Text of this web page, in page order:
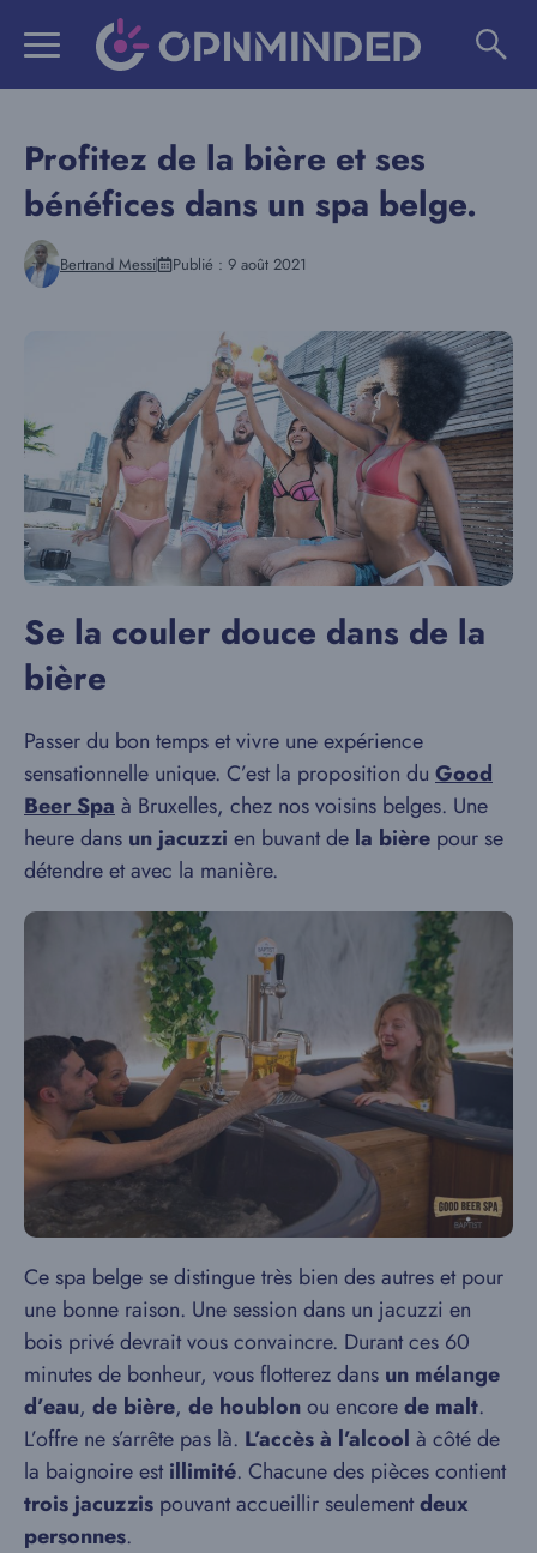
Profitez de la bière et ses
bénéfices dans un spa belge.
Bertrand Messi Publié : 9 août 2021
Se la couler douce dans de la
bière
Passer du bon temps et vivre une expérience
sensationnelle unique. C’est la proposition du Good
Beer Spa à Bruxelles, chez nos voisins belges. Une
heure dans un jacuzzi en buvant de la bière pour se
détendre et avec la manière.
Ce spa belge se distingue très bien des autres et pour
une bonne raison. Une session dans un jacuzzi en
bois privé devrait vous convaincre. Durant ces 60
minutes de bonheur, vous flotterez dans un mélange
d’eau, de bière, de houblonou encorede malt.
L’offre ne s’arrête pas là. L’accès à l’alcool à côté de
la baignoire estillimité. Chacune des pièces contient
trois jacuzzis pouvant accueillir seulementdeux
personnes.